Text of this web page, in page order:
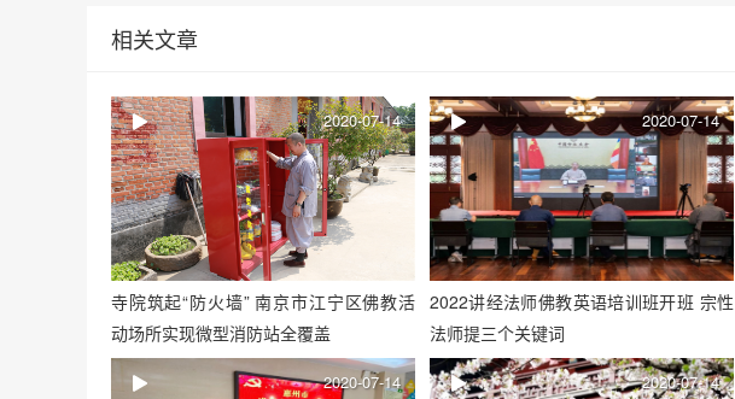
相关文章
寺院筑起“防火墙” 南京市江宁区佛教活
动场所实现微型消防站全覆盖
2020-07-14
2022讲经法师佛教英语培训班开班 宗性
法师提三个关键词
2020-07-14
2020-07-14 2020-07-14